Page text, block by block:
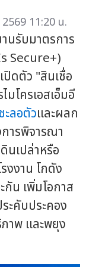
11:20 น.
นรับมาตรการ
Secure+)
ปิดตัว "สินเชื่อ
โครเอสเอ็มอี
ะลอตัวและผลก
ารพิจารณา
นเปล่าหรือ
งงาน โกดัง
น เพิ่มโอกาส
ะคับประคอง
าพ และพยุง